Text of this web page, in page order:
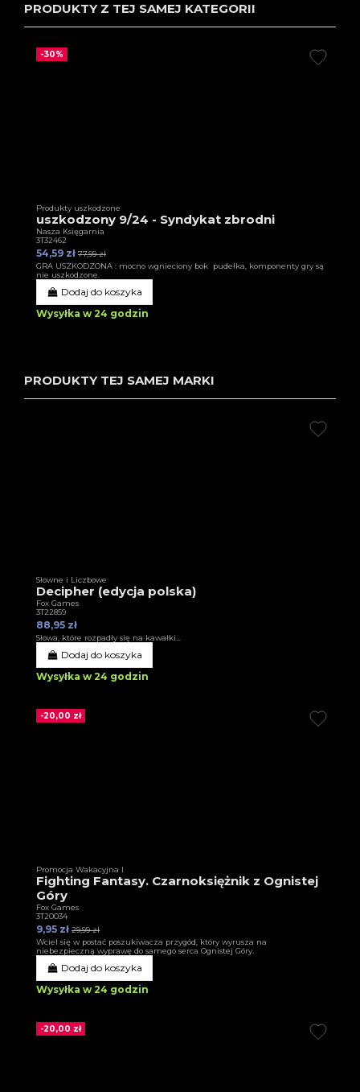
PRODUKTY Z TEJ SAMEJ KATEGORII
-30%
Produkty uszkodzone
uszkodzony 9/24 - Syndykat zbrodni
Nasza Księgarnia
3T32462
54,59 zł 77,99 zł
GRA USZKODZONA : mocno wgnieciony bok pudełka, komponenty gry są
nie uszkodzone.
Dodaj do koszyka
Wysyłka w 24 godzin
PRODUKTY TEJ SAMEJ MARKI
Słowne i Liczbowe
Decipher (edycja polska)
Fox Games
3T22859
88,95 zł
Słowa, które rozpadły się na kawałki...
Dodaj do koszyka
Wysyłka w 24 godzin
-20,00 zł
Promocja Wakacyjna I
Fighting Fantasy. Czarnoksiężnik z Ognistej
Góry
Fox Games
3T20034
9,95 zł 29,99 zł
Wciel się w postać poszukiwacza przygód, który wyrusza na
niebezpieczną wyprawę do samego serca Ognistej Góry.
Dodaj do koszyka
Wysyłka w 24 godzin
-20,00 zł